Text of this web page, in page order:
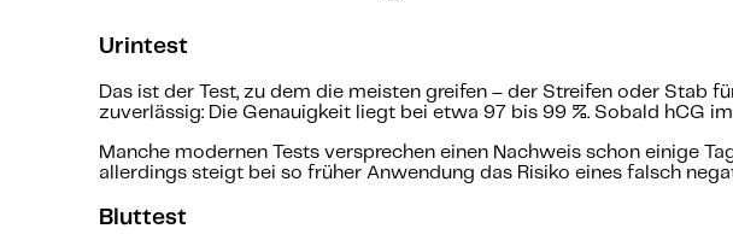
Urintest
Das ist der Test, zu dem die meisten greifen – der Streifen oder Stab
zuverlässig: Die Genauigkeit liegt bei etwa 97 bis 99 %. Sobald hCG
Manche modernen Tests versprechen einen Nachweis schon einige
allerdings steigt bei so früher Anwendung das Risiko eines falsch
Bluttest